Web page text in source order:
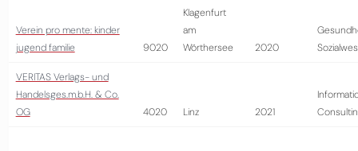
Verein pro mente: kinder
jugend familie
9020
Klagenfurt
am
Wörthersee
2020
VERITAS Verlags- und
Handelsges.m.b.H. & Co.
OG
4020 Linz 2021